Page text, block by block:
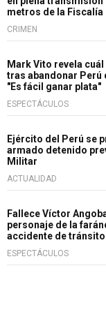
metros de la Fiscalía
CRIMEN
Mark Vito revela
tras abandonar
"Es fácil ganar plata"
ESPECTÁCULOS
Ejército del Perú se
armado detenido
Militar
ACTUALIDAD
Fallece Víctor
personaje de la
accidente de tránsito
ESPECTÁCULOS